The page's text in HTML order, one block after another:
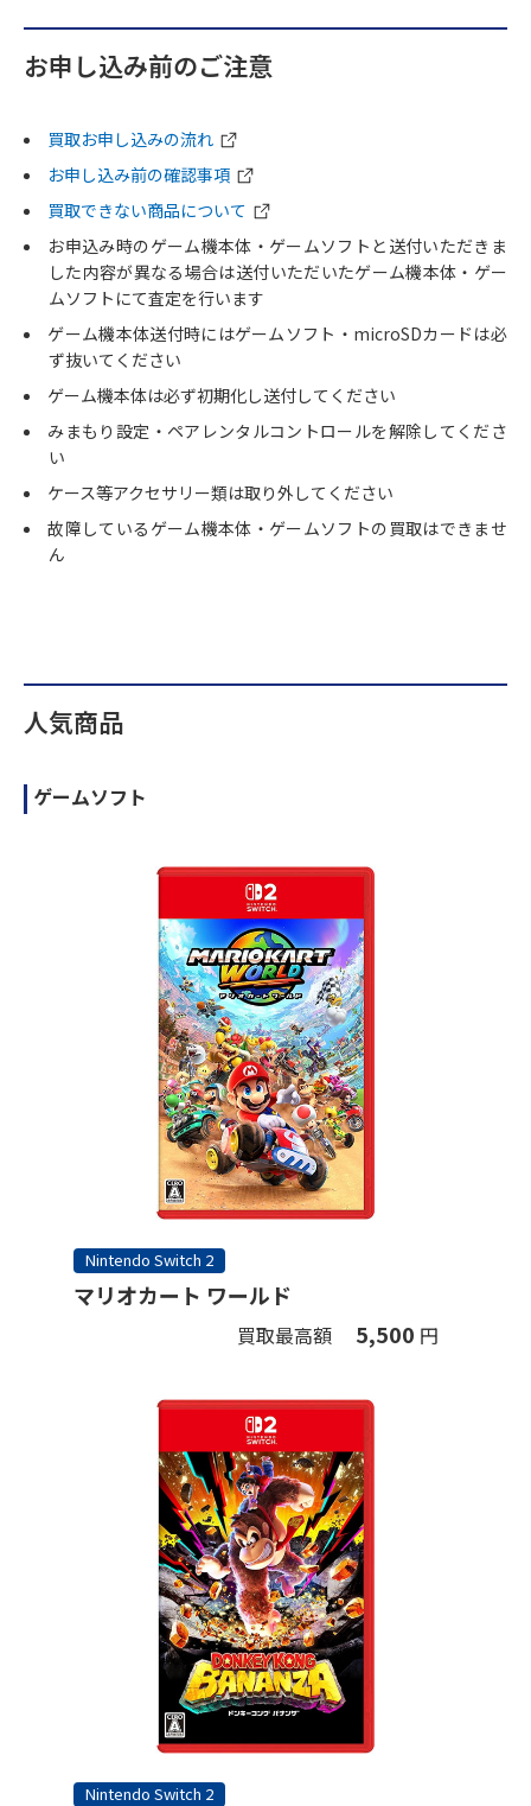
お申し込み前のご注意
買取お申し込みの流れ
お申し込み前の確認事項
買取できない商品について
お申込み時のゲーム機本体・ゲームソフトと送付いただきま
した内容が異なる場合は送付いただいたゲーム機本体・ゲー
ムソフトにて査定を行います
ゲーム機本体送付時にはゲームソフト・microSDカードは必
ず抜いてください
ゲーム機本体は必ず初期化し送付してください
みまもり設定・ペアレンタルコントロールを解除してくださ
い
ケース等アクセサリー類は取り外してください
故障しているゲーム機本体・ゲームソフトの買取はできませ
ん
人気商品
ゲームソフト
Nintendo Switch 2
マリオカート ワールド
買取最高額 5,500 円
Nintendo Switch 2